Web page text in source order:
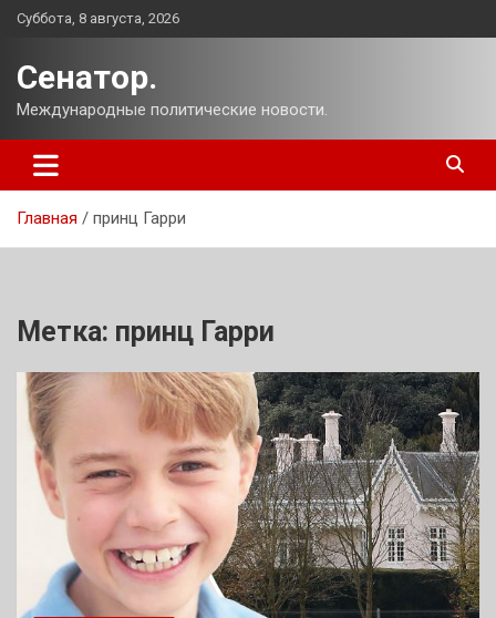
Перейти
Суббота, 8 августа, 2026
Сенатор.
Международные политические новости.
Главная принц Гарри
Метка: принц Гарри